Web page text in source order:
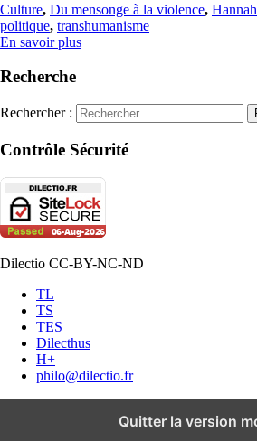
Culture, Du mensonge à la violence,
politique, transhumanisme
En savoir plus
Recherche
Rechercher :
Contrôle Sécurité
Dilectio CC-BY-NC-ND
TL
TS
TES
Dilecthus
H+
philo@dilectio.fr
Quitter la version